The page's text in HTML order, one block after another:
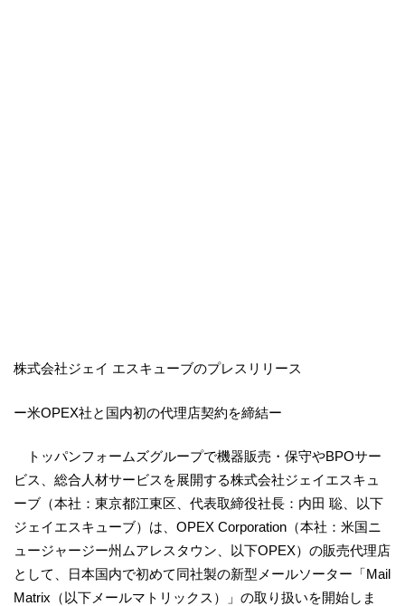
株式会社ジェイ エスキューブのプレスリリース
ー米OPEX社と国内初の代理店契約を締結ー
トッパンフォームズグループで機器販売・保守やBPOサー
ビス、総合人材サービスを展開する株式会社ジェイエスキュ
ーブ（本社：東京都江東区、代表取締役社長：内田 聡、以下
ジェイエスキューブ）は、OPEX Corporation（本社：米国ニ
ュージャージー州ムアレスタウン、以下OPEX）の販売代理店
として、日本国内で初めて同社製の新型メールソーター「Mail
Matrix（以下メールマトリックス）」の取り扱いを開始しま